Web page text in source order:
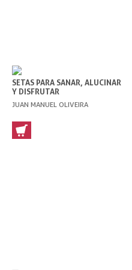
SETAS PARA SANAR, ALUCINAR
Y DISFRUTAR
JUAN MANUEL OLIVEIRA